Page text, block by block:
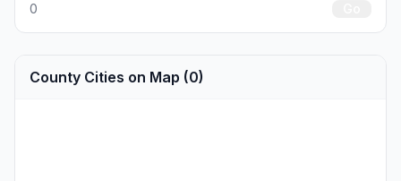
0
County Cities on Map (0)